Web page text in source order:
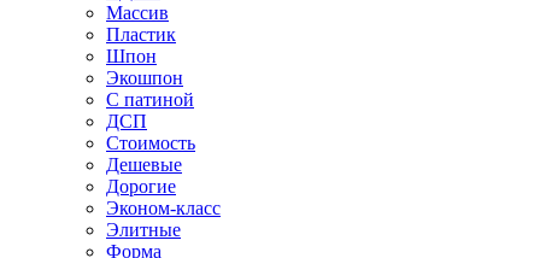
Массив
Пластик
Шпон
Экошпон
С патиной
ДСП
Стоимость
Дешевые
Дорогие
Эконом-класс
Элитные
Форма